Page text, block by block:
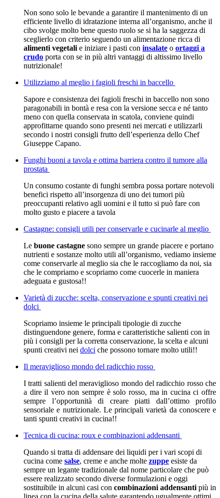
Non sono solo le bevande a garantire il mantenimento di un
efficiente livello di idratazione interna all’organismo, anche il
cibo svolge molto bene questo ruolo se si ha la saggezza di
sceglierlo con criterio seguendo un alimentazione ricca di
alimenti vegetali e iniziare i pasti con insalate o ortaggi a
crudo porta con se in più altri vantaggi di altissimo livello
nutrizionale!
Utilizziamo al meglio i fagioli freschi in baccello
Sapore e consistenza dei fagioli freschi in baccello non sono
paragonabili in bontà e resa con la versione secca e né tanto
meno con quella conservata in scatola, conviene quindi
approfittarne quando sono presenti nei mercati e utilizzarli
secondo i nostri consigli frutto dell’esperienza dello Chef
Giuseppe Capano.
Funghi buoni a tavola e ottima barriera contro il tumore alla
prostata
Un consumo costante di funghi sembra possa portare notevoli
benefici rispetto all’insorgenza di uno dei tumori più
preoccupanti relativo agli uomini e il tutto si può fare con
molto gusto e piacere a tavola
Castagne: consigli utili per conservarle e cucinarle al meglio
Le buone castagne sono sempre un grande piacere e portano
nutrienti e sostanze molto utili all’organismo, vediamo insieme
come conservarle al meglio sia che le raccogliamo da noi, sia
che le compriamo e scopriamo come cuocerle in maniera
adeguata e gustosa!!
Varietà di zucche: scelta, conservazione e spunti creativi nei
dolci
Scopriamo insieme le principali tipologie di zucche
distinguendone genere, forma e caratteristiche salienti con in
più i consigli per la corretta conservazione, la scelta e alcuni
spunti creativi nei dolci che possono tornare molto utili!!
Il meraviglioso mondo del radicchio rosso
I tratti salienti del meraviglioso mondo del radicchio rosso che
a dire il vero non sempre è solo rosso, ma in cucina ci offre
sempre l’opportunità di creare piatti dall’ottimo profilo
sensoriale e nutrizionale. Le principali varietà da conoscere e
tanti spunti creativi in cucina!!
Tecnica di cucina: roux e combinazioni addensanti
Quando si tratta di addensare dei liquidi per i vari scopi di
cucina come salse, creme e anche molte zuppe esiste da
sempre un legante tradizionale dal nome particolare che può
essere realizzato secondo diverse formulazioni e oggi
sostituibile in alcuni casi con combinazioni addensanti più in
linea con la cucina della salute garantendo ugualmente ottimi